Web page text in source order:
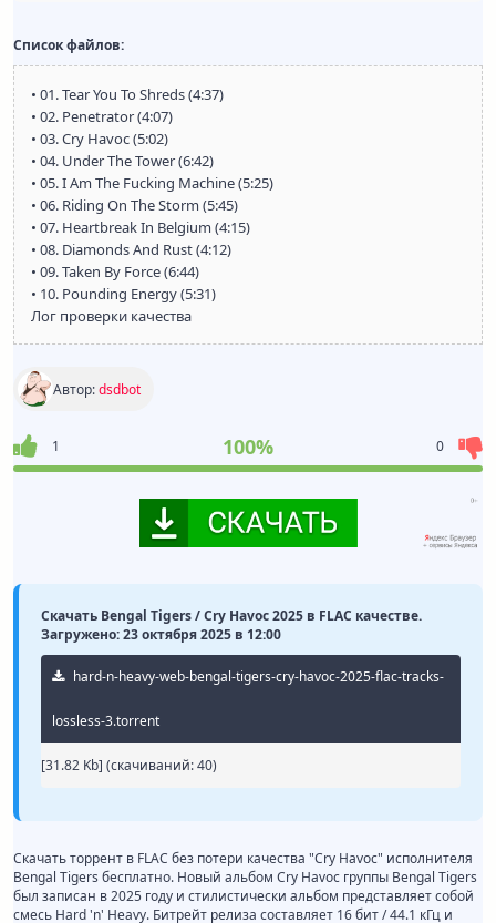
Список файлов:
• 01. Tear You To Shreds (4:37)
• 02. Penetrator (4:07)
• 03. Cry Havoc (5:02)
• 04. Under The Tower (6:42)
• 05. I Am The Fucking Machine (5:25)
• 06. Riding On The Storm (5:45)
• 07. Heartbreak In Belgium (4:15)
• 08. Diamonds And Rust (4:12)
• 09. Taken By Force (6:44)
• 10. Pounding Energy (5:31)
Лог проверки качества
Автор:dsdbot
1 100% 0
Скачать Bengal Tigers / Cry Havoc 2025 в FLAC качестве.
Загружено: 23 октября 2025 в 12:00
hard-n-heavy-web-bengal-tigers-cry-havoc-2025-flac-tracks-
lossless-3.torrent
[31.82 Kb] (cкачиваний: 40)
Скачать торрент в FLAC без потери качества "Cry Havoc" исполнителя
Bengal Tigers бесплатно. Новый альбом Cry Havoc группы Bengal Tigers
был записан в 2025 году и стилистически альбом представляет собой
смесь Hard 'n' Heavy. Битрейт релиза составляет 16 бит / 44.1 кГц и